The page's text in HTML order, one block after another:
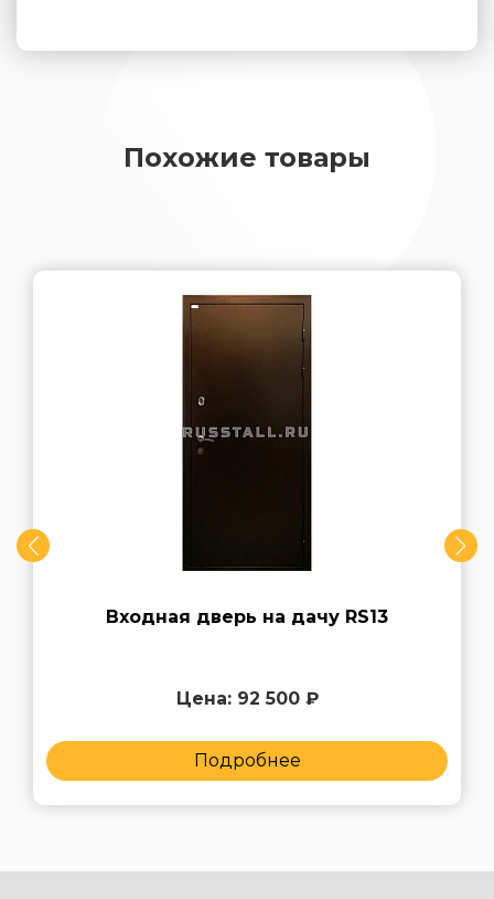
Похожие товары
Входная дверь на дачу RS13
Цена: 92 500 ₽
Подробнее